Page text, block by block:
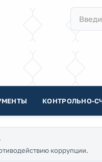
КОНТРОЛЬНО-
коррупции.